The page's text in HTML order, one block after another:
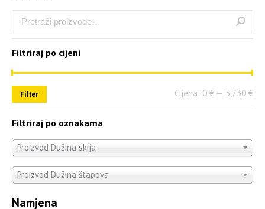
Filtriraj po cijeni
Filter Cijena: 0 € — 3,730 €
Filtriraj po oznakama
Proizvod Dužina skija
Proizvod Dužina štapova
Namjena